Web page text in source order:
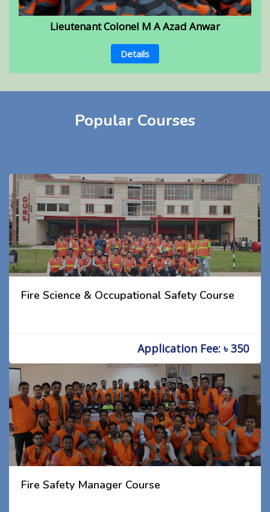
Lieutenant Colonel M A Azad Anwar
Details
Popular Courses
Fire Science & Occupational Safety Course
Application Fee: ৳ 350
Fire Safety Manager Course